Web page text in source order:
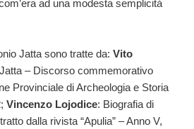
ad una modesta semplicità
Jatta sono tratte da: Vito
– Discorso commemorativo
Provinciale di Archeologia e Storia
Vincenzo Lojodice: Biografia di
dalla rivista “Apulia” – Anno V,